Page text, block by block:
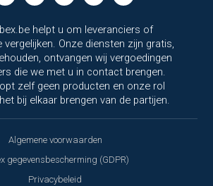
helpt u om leveranciers of
Onze diensten zijn gratis,
ontvangen wij vergoedingen
die we met u in contact brengen.
zelf geen producten en onze rol
bij elkaar brengen van de partijen.
Algemene voorwaarden
gegevensbescherming (GDPR)
Privacybeleid